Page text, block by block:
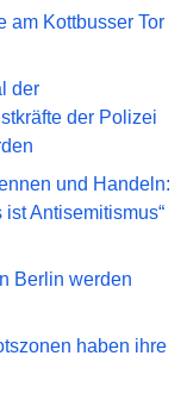
am Kottbusser Tor
der
der Polizei
und Handeln:
Antisemitismus“
Berlin werden
haben ihre